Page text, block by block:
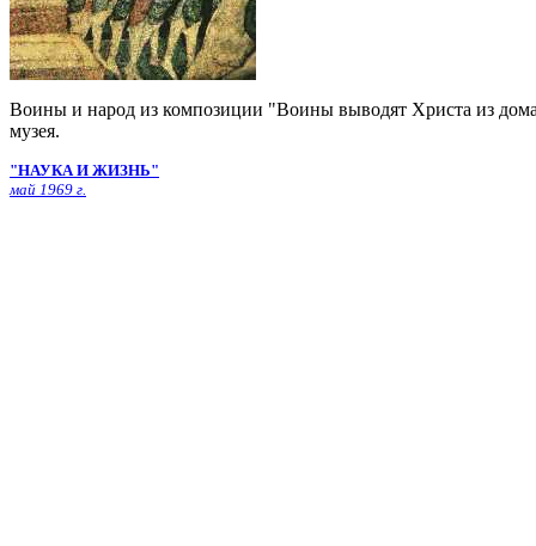
Воины и народ из композиции "Воины выводят Христа из
музея.
"НАУКА И ЖИЗНЬ"
май 1969 г.